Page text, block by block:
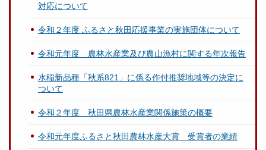
対応について
令和２年度 ふるさと秋田応援事業の実施団体について
令和元年度 農林水産業及び農山漁村に関する年次報告
水稲新品種「秋系821」に係る作付推奨地域等の決定に
ついて
令和２年度 秋田県農林水産業関係施策の概要
令和元年度ふるさと秋田農林水産大賞 受賞者の業績